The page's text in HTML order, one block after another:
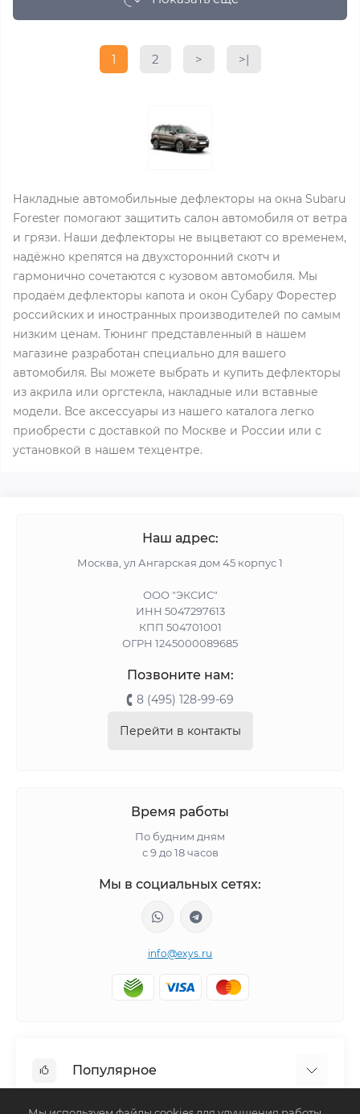
1 2 > >|
Накладные автомобильные дефлекторы на окна Subaru
Forester помогают защитить салон автомобиля от ветра
и грязи. Наши дефлекторы не выцветают со временем,
надёжно крепятся на двухсторонний скотч и
гармонично сочетаются с кузовом автомобиля. Мы
продаём дефлекторы капота и окон Субару Форестер
российских и иностранных производителей по самым
низким ценам. Тюнинг представленный в нашем
магазине разработан специально для вашего
автомобиля. Вы можете выбрать и купить дефлекторы
из акрила или оргстекла, накладные или вставные
модели. Все аксессуары из нашего каталога легко
приобрести с доставкой по Москве и России или с
установкой в нашем техцентре.
Наш адрес:
Москва, ул Ангарская дом 45 корпус 1
ООО "ЭКСИС"
ИНН 5047297613
КПП 504701001
ОГРН 1245000089685
Позвоните нам:
8 (495) 128-99-69
Перейти в контакты
Время работы
По будним дням
с 9 до 18 часов
Мы в социальных сетях:
info@exys.ru
Популярное